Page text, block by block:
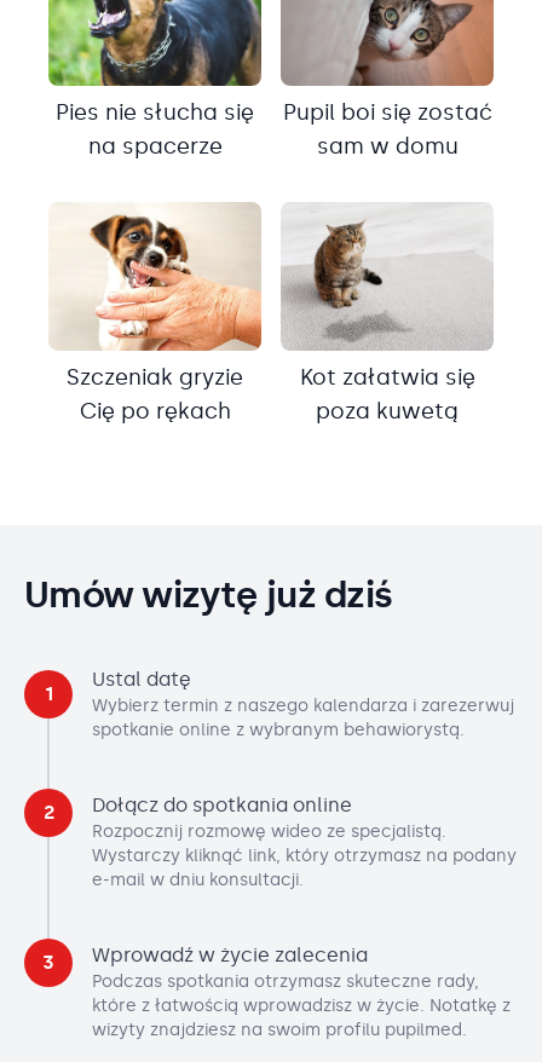
Pies nie słucha się
na spacerze
Pupil boi się zostać
sam w domu
Szczeniak gryzie
Cię po rękach
Kot załatwia się
poza kuwetą
Umów wizytę już dziś
1
Ustal datę
Wybierz termin z naszego kalendarza i zarezerwuj
spotkanie online z wybranym behawiorystą.
2 Dołącz do spotkania online
Rozpocznij rozmowę wideo ze specjalistą.
Wystarczy kliknąć link, który otrzymasz na podany
e-mail w dniu konsultacji.
3 Wprowadź w życie zalecenia
Podczas spotkania otrzymasz skuteczne rady,
które z łatwością wprowadzisz w życie. Notatkę z
wizyty znajdziesz na swoim profilu pupilmed.